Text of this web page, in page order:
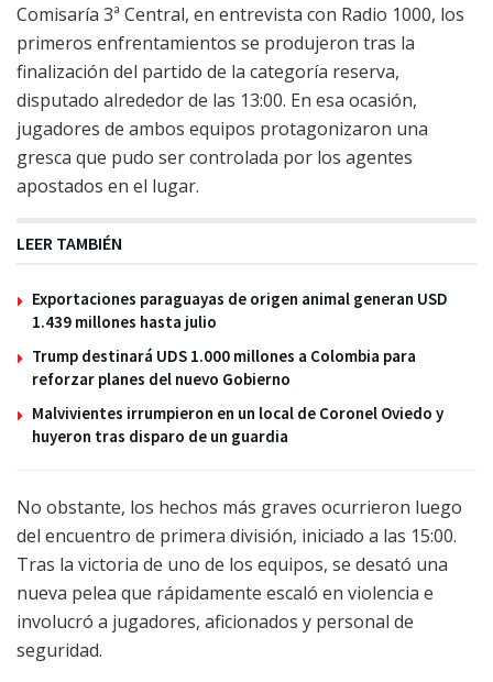
Comisaría 3ª Central, en entrevista con Radio 1000, los
primeros enfrentamientos se produjeron tras la
finalización del partido de la categoría reserva,
disputado alrededor de las 13:00. En esa ocasión,
jugadores de ambos equipos protagonizaron una
gresca que pudo ser controlada por los agentes
apostados en el lugar.
LEER TAMBIÉN
Exportaciones paraguayas de origen animal generan USD
1.439 millones hasta julio
Trump destinará UDS 1.000 millones a Colombia para
reforzar planes del nuevo Gobierno
Malvivientes irrumpieron en un local de Coronel Oviedo y
huyeron tras disparo de un guardia
No obstante, los hechos más graves ocurrieron luego
del encuentro de primera división, iniciado a las 15:00.
Tras la victoria de uno de los equipos, se desató una
nueva pelea que rápidamente escaló en violencia e
involucró a jugadores, aficionados y personal de
seguridad.